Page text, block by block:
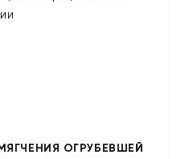
ОГРУБЕВШЕЙ